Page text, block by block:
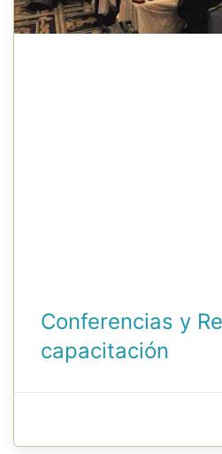
Conferencias y
capacitación